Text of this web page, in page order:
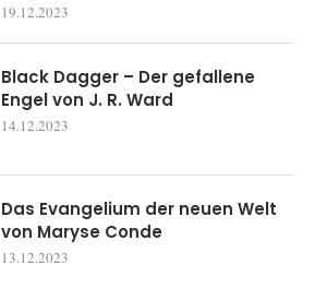
19.12.2023
Black Dagger – Der gefallene
Engel von J. R. Ward
14.12.2023
Das Evangelium der neuen Welt
von Maryse Conde
13.12.2023